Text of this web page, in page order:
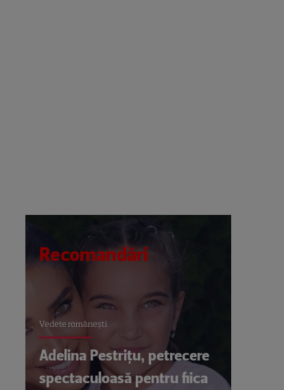
Recomandări
Vedete româneşti
Adelina Pestrițu, petrecere
spectaculoasă pentru fiica